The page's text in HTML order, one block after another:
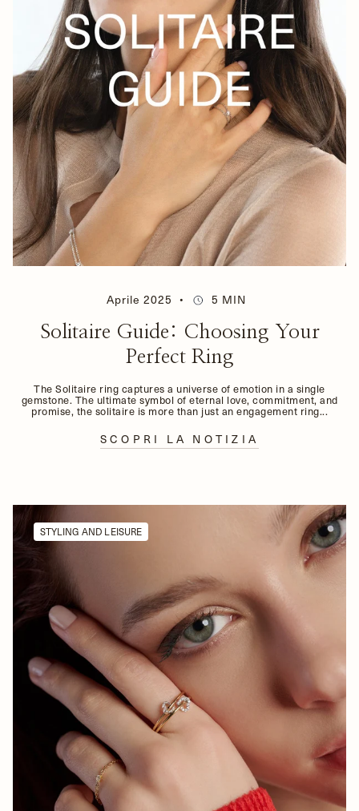
Aprile 2025 5 MIN
Solitaire Guide: Choosing Your
Perfect Ring
The Solitaire ring captures a universe of emotion in a single
gemstone. The ultimate symbol of eternal love, commitment, and
promise, the solitaire is more than just an engagement ring...
SCOPRI LA NOTIZIA
STYLING AND LEISURE